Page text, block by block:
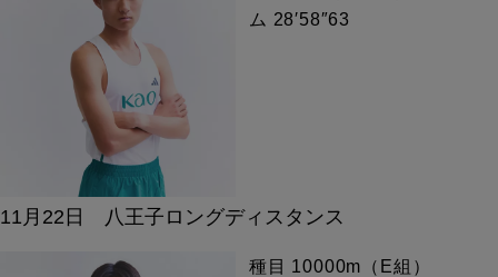
ム 28′58″63
11月22日 八王子ロングディスタンス
種目 10000m（E組）